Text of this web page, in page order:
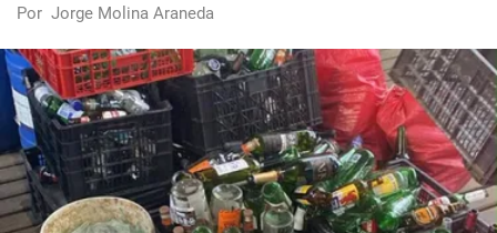
Por Jorge Molina Araneda